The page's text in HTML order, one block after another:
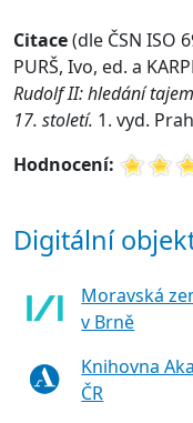
Citace(dle ČSN ISO
PURŠ, Ivo, ed. a
Rudolf II: hledání
17. století. 1. vyd.
Hodnocení:
Digitální
Moravská
v Brně
Knihovna
ČR